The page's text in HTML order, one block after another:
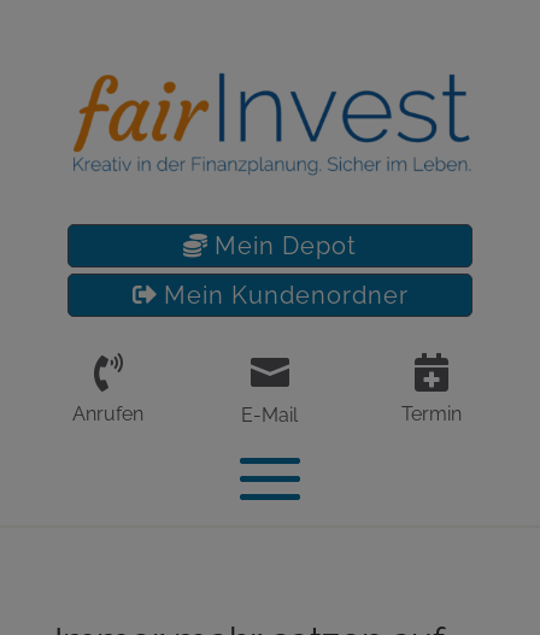
Mein Depot
Mein Kundenordner

Anrufen

E-Mail

Termin